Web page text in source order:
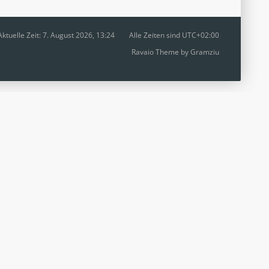
Alle Zeiten sind UTC+02:00
Zeit: 7. August 2026, 13:24
Ravaio Theme byGramziu